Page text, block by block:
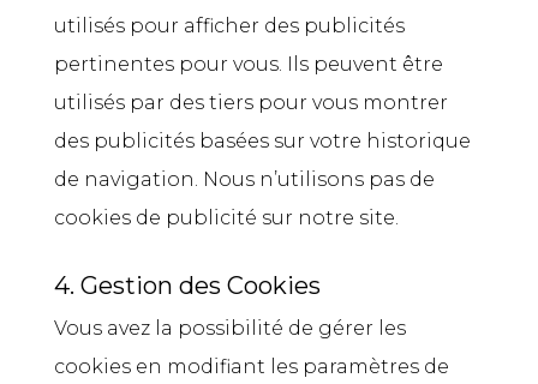
utilisés pour afficher des publicités
pertinentes pour vous. Ils peuvent être
utilisés par des tiers pour vous montrer
des publicités basées sur votre historique
de navigation. Nous n’utilisons pas de
cookies de publicité sur notre site.
4. Gestion des Cookies
Vous avez la possibilité de gérer les
cookies en modifiant les paramètres de